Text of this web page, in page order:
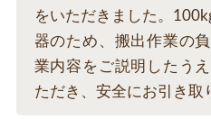
をいただきました。
器のため、搬出作業の
業内容をご説明したう
ただき、安全にお引き取